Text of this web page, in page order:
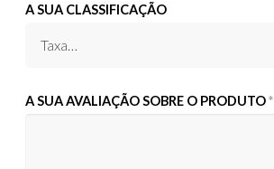
A SUA CLASSIFICAÇÃO
A SUA AVALIAÇÃO SOBRE O PRODUTO*